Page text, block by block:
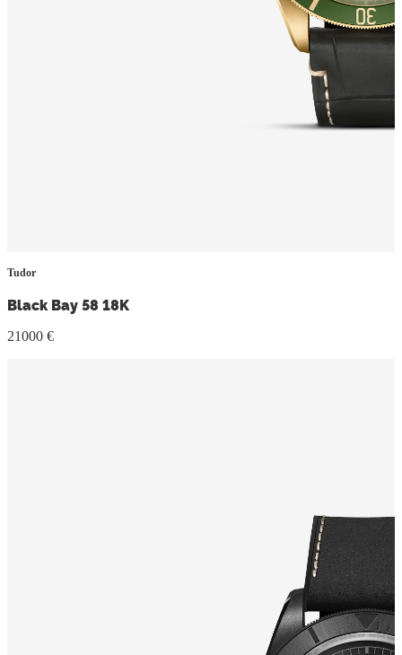
Tudor
Black Bay 58 18K
21000 €